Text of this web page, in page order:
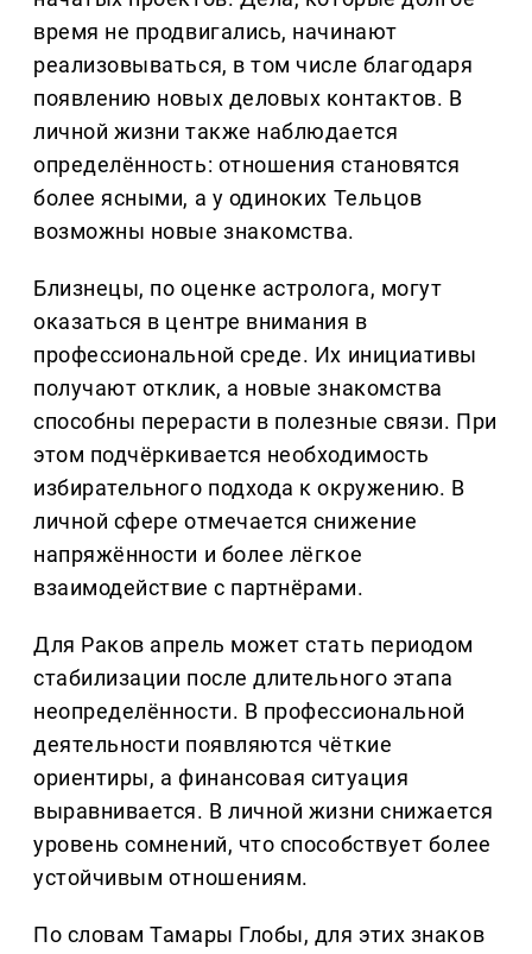
время не продвигались, начинают
реализовываться, в том числе благодаря
появлению новых деловых контактов. В
личной жизни также наблюдается
определённость: отношения становятся
более ясными, а у одиноких Тельцов
возможны новые знакомства.
Близнецы, по оценке астролога, могут
оказаться в центре внимания в
профессиональной среде. Их инициативы
получают отклик, а новые знакомства
способны перерасти в полезные связи. При
этом подчёркивается необходимость
избирательного подхода к окружению. В
личной сфере отмечается снижение
напряжённости и более лёгкое
взаимодействие с партнёрами.
Для Раков апрель может стать периодом
стабилизации после длительного этапа
неопределённости. В профессиональной
деятельности появляются чёткие
ориентиры, а финансовая ситуация
выравнивается. В личной жизни снижается
уровень сомнений, что способствует более
устойчивым отношениям.
По словам Тамары Глобы, для этих знаков